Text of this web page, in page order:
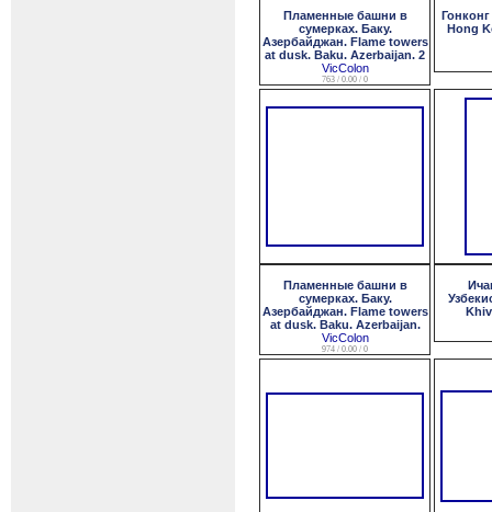
Пламенные башни в
сумерках. Баку.
Азербайджан. Flame towers
at dusk. Baku. Azerbaijan. 2
VicColon
763 / 0.00 / 0
Hong
Пламенные башни в
сумерках. Баку.
Азербайджан. Flame towers
at dusk. Baku. Azerbaijan.
VicColon
974 / 0.00 / 0